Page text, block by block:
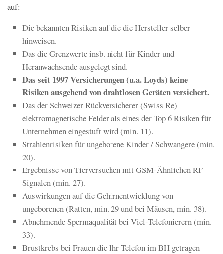
auf:
Die bekannten Risiken auf die die Hersteller selber
hinweisen.
Das die Grenzwerte insb. nicht für Kinder und
Heranwachsende ausgelegt sind.
Das seit 1997 Versicherungen (u.a. Loyds) keine
Risiken ausgehend von drahtlosen Geräten versichert.
Das der Schweizer Rückversicherer (Swiss Re)
elektromagnetische Felder als eines der Top 6 Risiken für
Unternehmen eingestuft wird (min. 11).
Strahlenrisiken für ungeborene Kinder / Schwangere (min.
20).
Ergebnisse von Tierversuchen mit GSM-Ähnlichen RF
Signalen (min. 27).
Auswirkungen auf die Gehirnentwicklung von
ungeborenen (Ratten, min. 29 und bei Mäusen, min. 38).
Abnehmende Spermaqualität bei Viel-Telefonierern (min.
33).
Brustkrebs bei Frauen die Ihr Telefon im BH getragen